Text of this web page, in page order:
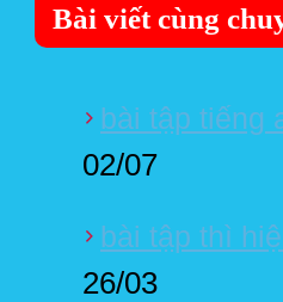
Bài viết cùng
bài tập tiếng
02/07
bài tập thì
26/03